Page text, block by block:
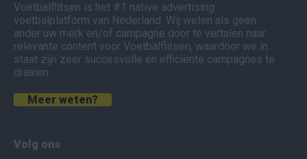
Voetbalflitsen is het #1 native advertising
voetbalplatform van Nederland. Wij weten als geen
ander uw merk en/of campagne door te vertalen naar
relevante content voor Voetbalflitsen, waardoor we in
staat zijn zeer succesvolle en efficiënte campagnes te
draaien.
Meer weten?
Volg ons